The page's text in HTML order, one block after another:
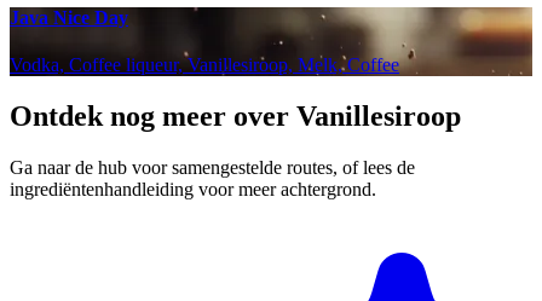
Java Nice Day
Vodka, Coffee liqueur, Vanillesiroop, Melk, Coffee
Ontdek nog meer over Vanillesiroop
Ga naar de hub voor samengestelde routes, of lees de
ingrediëntenhandleiding voor meer achtergrond.